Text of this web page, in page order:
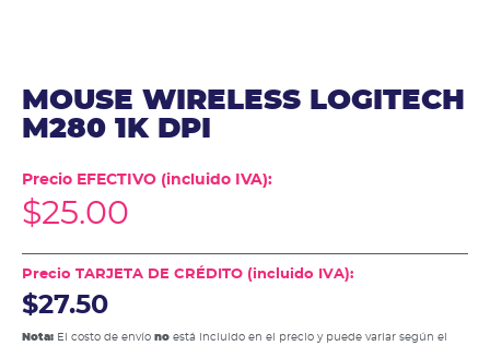
MOUSE WIRELESS LOGITECH
M280 1K DPI
Precio EFECTIVO (incluido IVA):
$25.00
Precio TARJETA DE CRÉDITO (incluido IVA):
$27.50
Nota: El costo de envío no está incluido en el precio y puede variar según el